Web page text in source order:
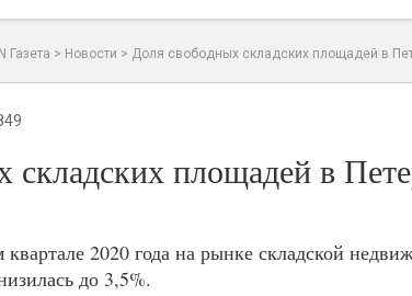
Газета > Новости > Доля свободных складских площадей в
площадей в
2020 года на рынке складской
до 3,5%.